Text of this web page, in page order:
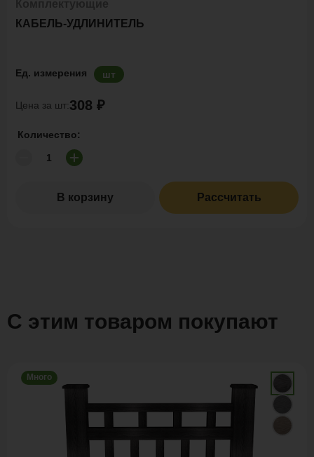
КАБЕЛЬ-УДЛИНИТЕЛЬ
Ед. измерения шт
Цена за шт:308 ₽
Количество:
В корзину Рассчитать
С этим товаром покупают
Много